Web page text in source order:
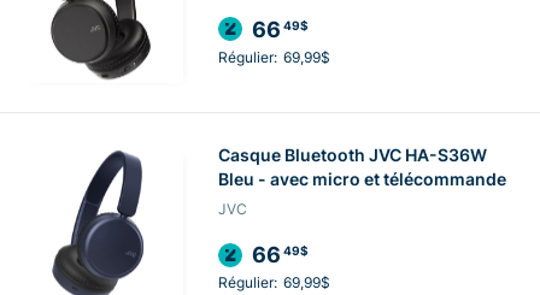
66 49$
Régulier: 69,99$
Casque Bluetooth JVC HA-S36W
Bleu - avec micro et télécommande
JVC
66 49$
Régulier: 69,99$